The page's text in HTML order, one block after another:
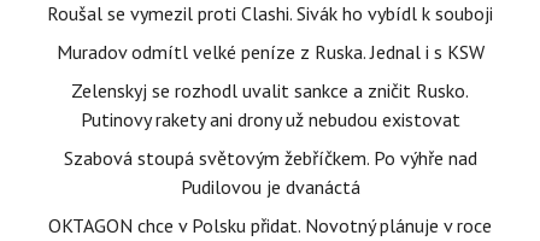
Roušal se vymezil proti Clashi. Sivák ho vybídl k souboji
Muradov odmítl velké peníze z Ruska. Jednal i s KSW
Zelenskyj se rozhodl uvalit sankce a zničit Rusko.
Putinovy rakety ani drony už nebudou existovat
Szabová stoupá světovým žebříčkem. Po výhře nad
Pudilovou je dvanáctá
OKTAGON chce v Polsku přidat. Novotný plánuje v roce